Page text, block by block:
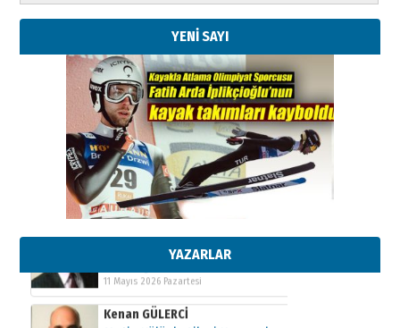
YENİ SAYI
YAZARLAR
Kenan GÜLERCİ
Metin Külünk: Aileyi Korumak
Geleceği Korumaktır
11 Mayıs 2026 Pazartesi
Kenan GÜLERCİ
Metin Külünk: Aileyi Korumak
11 Mayıs 2026 Pazartesi
Kenan GÜLERCİ
Metin Külünk: Aileyi Korumak
Geleceği Korumaktır